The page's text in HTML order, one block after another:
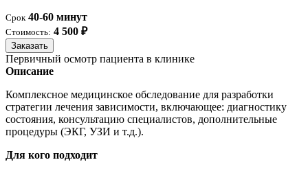
Срок 40-60 минут
Стоимость: 4 500 ₽
Заказать
Первичный осмотр пациента в клинике
Описание
Комплексное медицинское обследование для разработки
стратегии лечения зависимости, включающее: диагностику
состояния, консультацию специалистов, дополнительные
процедуры (ЭКГ, УЗИ и т.д.).
Для кого подходит